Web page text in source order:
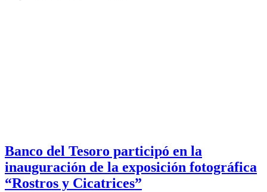
Banco del Tesoro participó en la
inauguración de la exposición fotográfica
“Rostros y Cicatrices”